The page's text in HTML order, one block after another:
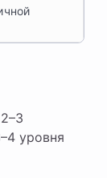
уровня